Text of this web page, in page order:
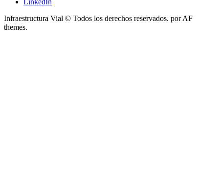
LinkedIn
Infraestructura Vial © Todos los derechos reservados. por AF
themes.